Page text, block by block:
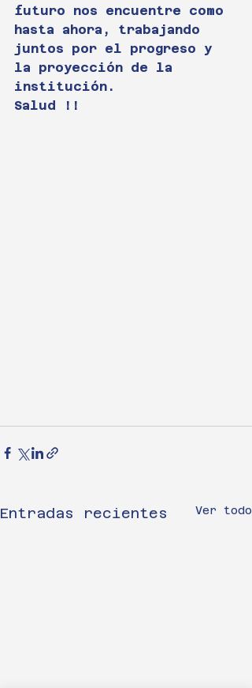
futuro nos encuentre como
hasta ahora, trabajando
juntos por el progreso y
la proyección de la
institución.
Salud !!
Entradas recientes Ver todo